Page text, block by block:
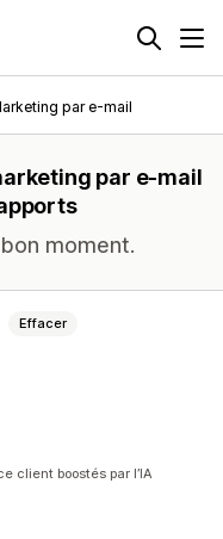
par e-mail
par e-mail
moment.
Effacer
client boostés par l’IA